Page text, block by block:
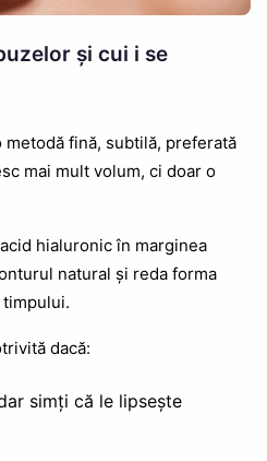
și cui i se
metodă fină, subtilă, preferată
mai mult volum, ci doar o
hialuronic în marginea
natural și reda forma
dacă:
simți că le lipsește